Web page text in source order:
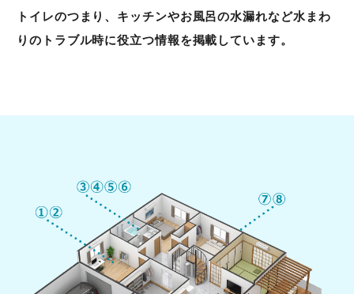
洗面所
緊急！水道救急センタ
トイレのつまり、キッチンやお風呂の水漏れなど水まわ
りのトラブル時に役立つ情報を掲載しています。